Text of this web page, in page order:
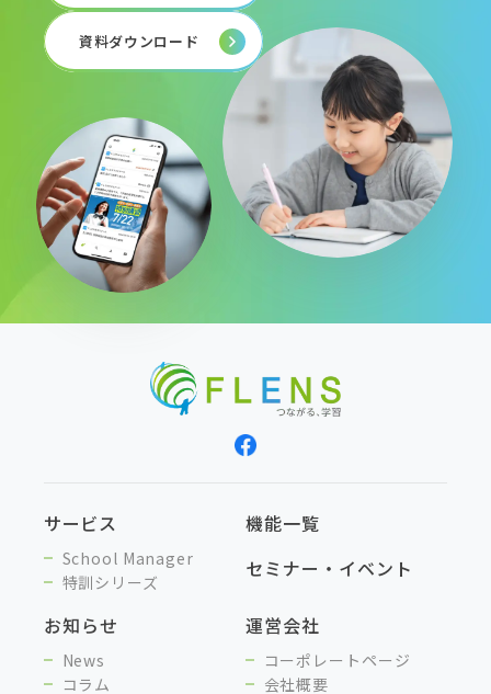
資料ダウンロード
サービス
School Manager
特訓シリーズ
機能一覧
セミナー・イベント
お知らせ
News
コラム
運営会社
コーポレートページ
会社概要